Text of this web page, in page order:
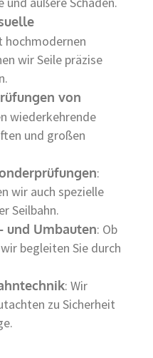
hochmodernen
wir Seile präzise
von
wiederkehrende
und großen
:
wir auch spezielle
Seilbahn.
und Umbauten: Ob
begleiten Sie durch
: Wir
zu Sicherheit